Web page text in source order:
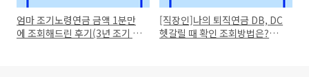
엄마 조기노령연금 금액 1분만
에 조회해드린 후기(3년 조기 수
[직장인]나의 퇴직연금 DB, DC
헷갈릴 때 확인 조회방법은?